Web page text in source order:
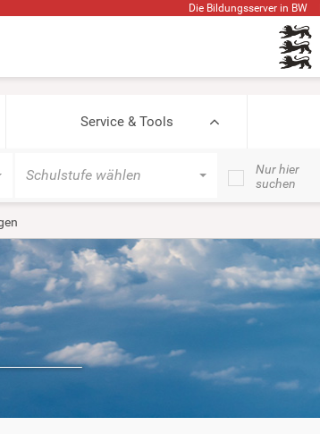
Die Bildungsserver in BW
Service & Tools
Schulstufe wählen
Nur hier
suchen